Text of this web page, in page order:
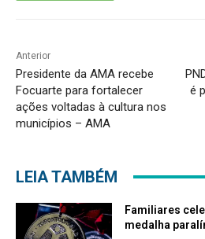
Anterior
Presidente da AMA recebe
Focuarte para fortalecer
ações voltadas à cultura nos
municípios – AMA
é
LEIA TAMBÉM
Familiares
medalha